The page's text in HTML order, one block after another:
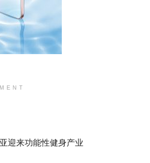
迎来功能性健身产业